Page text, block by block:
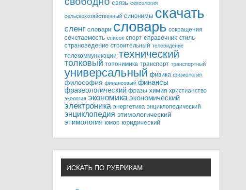
связь сексология
сельскохозяйственный синонимы скачать
сленг словари словарь сокращения
сочетаемость список спорт справочник стиль
страноведение строительный телевидение
телекоммуникации технический
толковый топонимика транспорт транспортный
универсальный физика физиология
философия финансовый финансы
фразеологический фразы химия христианство
экология экономика экономический
электроника энергетика энциклопедический
энциклопедия этимологический
этимология юмор юридический
ИСКАТЬ ПО РУБРИКАМ